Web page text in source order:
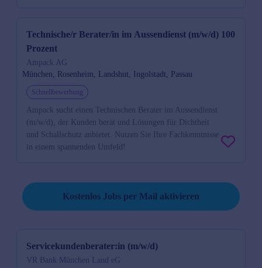
Technische/r Berater/in im Aussendienst (m/w/d) 100
Prozent
Ampack AG
München, Rosenheim, Landshut, Ingolstadt, Passau
Schnellbewerbung
Ampack sucht einen Technischen Berater im Aussendienst
(m/w/d), der Kunden berät und Lösungen für Dichtheit
und Schallschutz anbietet. Nutzen Sie Ihre Fachkenntnisse
in einem spannenden Umfeld!
Kostenlos Jobs per Mail aktivieren
Servicekundenberater:in (m/w/d)
VR Bank München Land eG